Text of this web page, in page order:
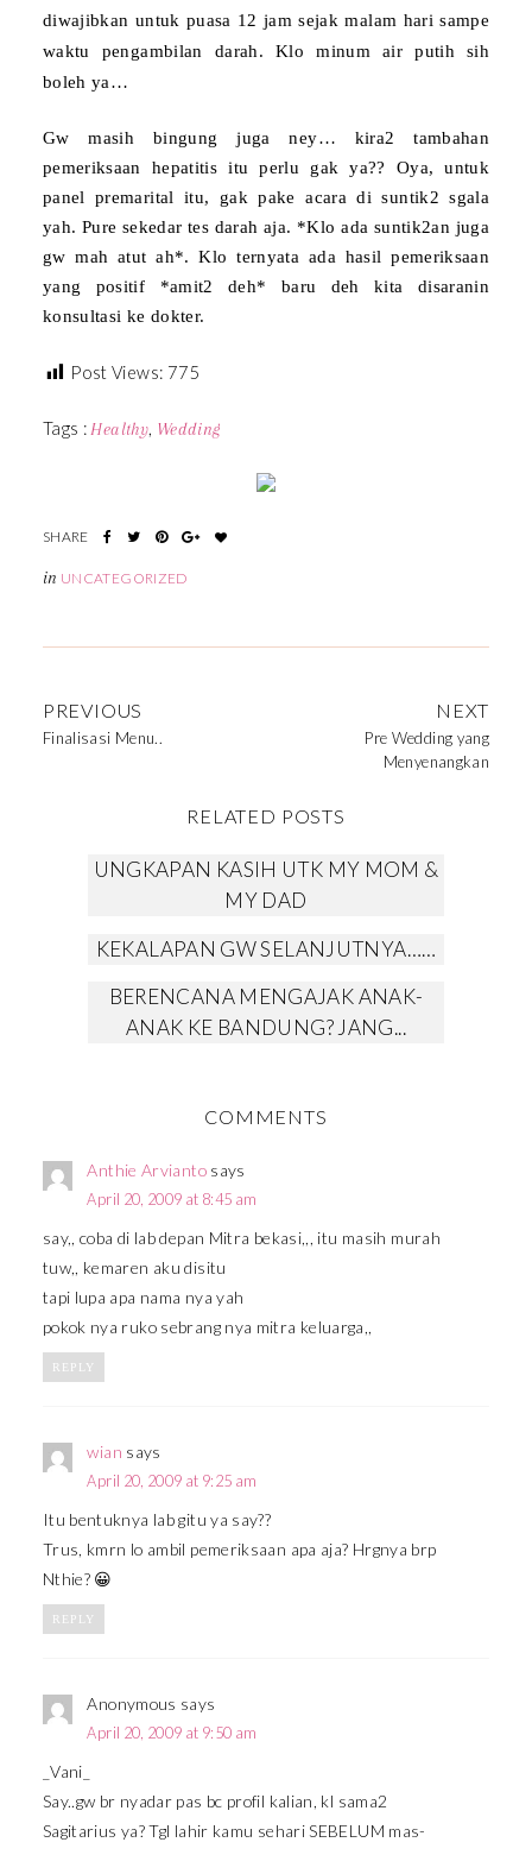
diwajibkan untuk puasa 12 jam sejak malam hari sampe
waktu pengambilan darah. Klo minum air putih sih
boleh ya…
Gw masih bingung juga ney… kira2 tambahan
pemeriksaan hepatitis itu perlu gak ya?? Oya, untuk
panel premarital itu, gak pake acara di suntik2 sgala
yah. Pure sekedar tes darah aja. *Klo ada suntik2an juga
gw mah atut ah*. Klo ternyata ada hasil pemeriksaan
yang positif *amit2 deh* baru deh kita disaranin
konsultasi ke dokter.
Post Views: 775
Tags : Healthy, Wedding
in UNCATEGORIZED
PREVIOUS
Finalisasi Menu..
NEXT
Pre Wedding yang
Menyenangkan
RELATED POSTS
UNGKAPAN KASIH UTK MY MOM &
MY DAD
KEKALAPAN GW SELANJUTNYA……
BERENCANA MENGAJAK ANAK-
ANAK KE BANDUNG? JANG...
COMMENTS
Anthie Arvianto says
April 20, 2009 at 8:45 am
say,, coba di lab depan Mitra bekasi,,, itu masih murah
tuw,, kemaren aku disitu
tapi lupa apa nama nya yah
pokok nya ruko sebrang nya mitra keluarga,,
REPLY
wian says
April 20, 2009 at 9:25 am
Itu bentuknya lab gitu ya say??
Trus, kmrn lo ambil pemeriksaan apa aja? Hrgnya brp
Nthie? 😀
REPLY
Anonymous says
April 20, 2009 at 9:50 am
_Vani_
Say..gw br nyadar pas bc profil kalian, kl sama2
Sagitarius ya? Tgl lahir kamu sehari SEBELUM mas-